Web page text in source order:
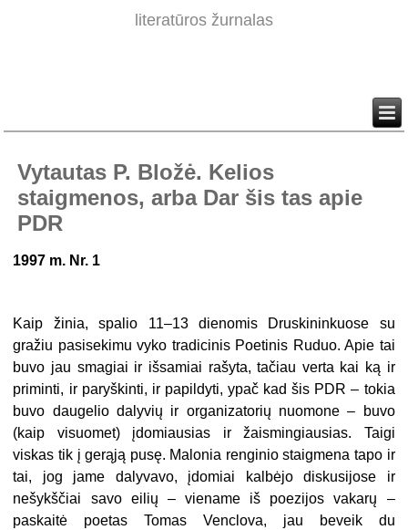
literatūros žurnalas
Vytautas P. Bložė. Kelios
staigmenos, arba Dar šis tas apie
PDR
1997 m. Nr. 1
Kaip žinia, spalio 11–13 dienomis Druskininkuose su
gražiu pasisekimu vyko tradicinis Poetinis Ruduo. Apie tai
buvo jau smagiai ir išsamiai rašyta, tačiau verta kai ką ir
priminti, ir paryškinti, ir papildyti, ypač kad šis PDR – tokia
buvo daugelio dalyvių ir organizatorių nuomone – buvo
(kaip visuomet) įdomiausias iržaismingiausias. Taigi
viskas tik į gerąją pusę. Malonia renginio staigmena tapo ir
tai, jog jame dalyvavo, įdomiai kalbėjo diskusijose ir
nešykščiai savo eilių – viename iš poezijos vakarų –
paskaitė poetas Tomas Venclova, jau beveik du